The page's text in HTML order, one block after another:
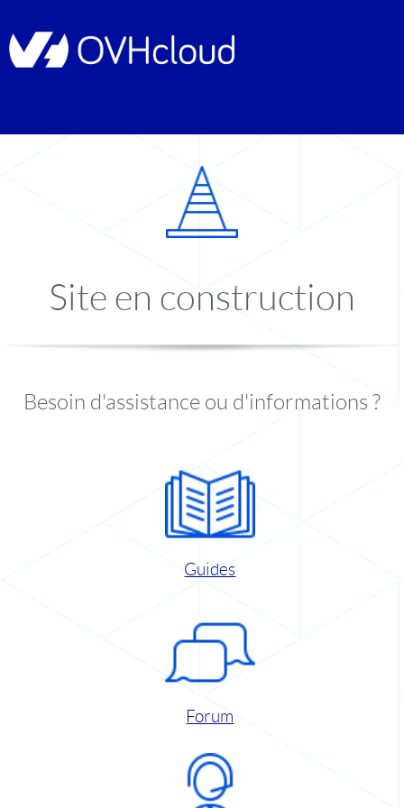
Site en construction
Besoin d'assistance ou d'informations ?
Guides
Forum